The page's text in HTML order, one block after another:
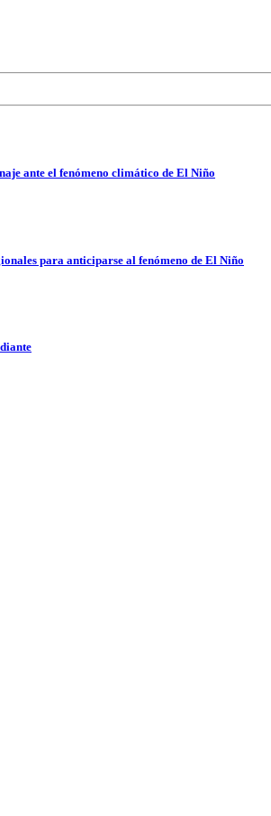
ante el fenómeno climático de El Niño
para anticiparse al fenómeno de El Niño